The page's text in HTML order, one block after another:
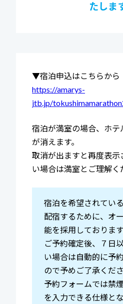
たしま
▼宿泊申込はこちらか
https://amarys-
jtb.jp/
宿泊が満室の場合、ホテ
が消えます。
取消が出ますと再度表示
い場合は満室とご理解く
宿泊を希望されてい
配宿するために、オ
能を採用しております
ご予約確定後、７日
い場合は自動的に予
ので予めご了承くださ
予約フォームでは禁
を入力できる仕様と